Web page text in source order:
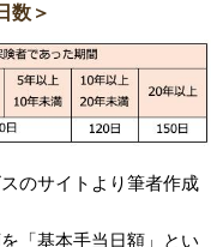
数＞
のサイトより筆者作成
「基本手当日額」とい